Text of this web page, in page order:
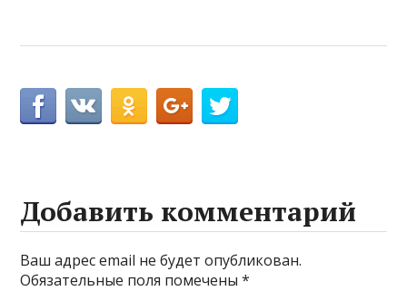
Добавить комментарий
Ваш адрес email не будет опубликован.
Обязательные поля помечены*